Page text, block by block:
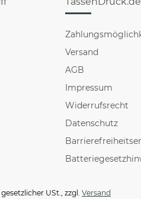
Versand
AGB
Impressum
Widerrufsrecht
Datenschutz
USt., zzgl. Versand